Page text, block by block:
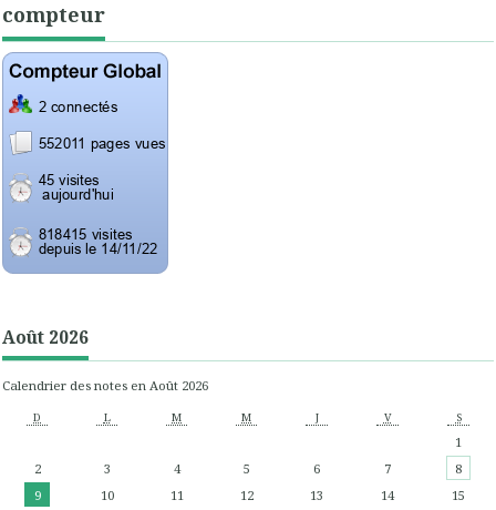
compteur
Août 2026
Calendrier des notes en Août 2026
D L M M J V S
1
2
3 4 5 6 7
8
9
10 11 12 13 14
15